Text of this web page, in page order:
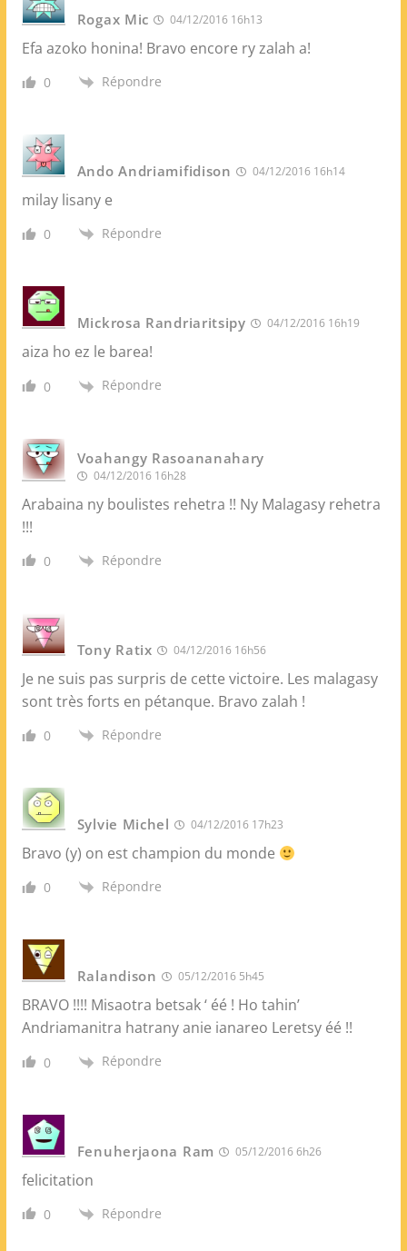
Rogax Mic 04/12/2016 16h13
Efa azoko honina! Bravo encore ry zalah a!
0 Répondre
Ando Andriamifidison 04/12/2016 16h14
milay lisany e
0 Répondre
Mickrosa Randriaritsipy 04/12/2016 16h19
aiza ho ez le barea!
0 Répondre
Voahangy Rasoananahary
04/12/2016 16h28
Arabaina ny boulistes rehetra !! Ny Malagasy rehetra
!!!
0 Répondre
Tony Ratix 04/12/2016 16h56
Je ne suis pas surpris de cette victoire. Les malagasy
sont très forts en pétanque. Bravo zalah !
0 Répondre
Sylvie Michel 04/12/2016 17h23
Bravo (y) on est champion du monde
0 Répondre
Ralandison 05/12/2016 5h45
BRAVO !!!! Misaotra betsak ‘ éé ! Ho tahin’
Andriamanitra hatrany anie ianareo Leretsy éé !!
0 Répondre
Fenuherjaona Ram 05/12/2016 6h26
felicitation
0 Répondre